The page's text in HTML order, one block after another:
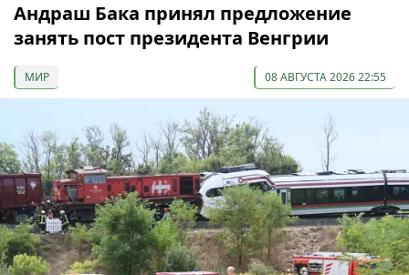
Андраш Бака принял предложение
занять пост президента Венгрии
МИР 08 АВГУСТА 2026 22:55